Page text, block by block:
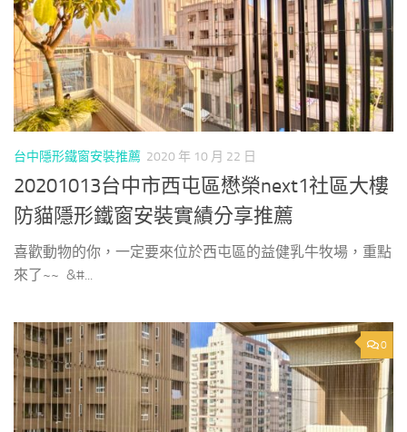
台中隱形鐵窗安裝推薦 2020 年 10 月 22 日
20201013台中市西屯區懋榮next1社區大樓
防貓隱形鐵窗安裝實績分享推薦
喜歡動物的你，一定要來位於西屯區的益健乳牛牧場，重點
來了~~ &#...
0